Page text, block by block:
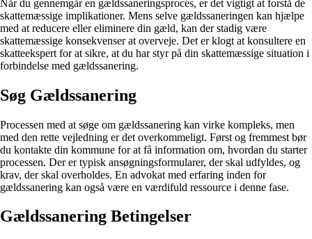
Når du gennemgår en gældssaneringsproces, er det vigtigt at forstå de
skattemæssige implikationer. Mens selve gældssaneringen kan hjælpe
med at reducere eller eliminere din gæld, kan der stadig være
skattemæssige konsekvenser at overveje. Det er klogt at konsultere en
skatteekspert for at sikre, at du har styr på din skattemæssige situation i
forbindelse med gældssanering.
Søg Gældssanering
Processen med at søge om gældssanering kan virke kompleks, men
med den rette vejledning er det overkommeligt. Først og fremmest bør
du kontakte din kommune for at få information om, hvordan du starter
processen. Der er typisk ansøgningsformularer, der skal udfyldes, og
krav, der skal overholdes. En advokat med erfaring inden for
gældssanering kan også være en værdifuld ressource i denne fase.
Gældssanering Betingelser